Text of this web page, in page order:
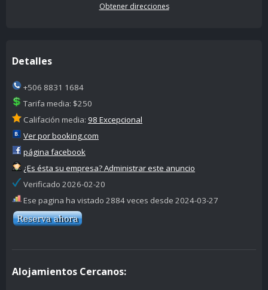
Obtener direcciones
Detalles
+506 8831 1684
Tarifa media: $250
Califación media: 98 Excepcional
Ver por booking.com
página facebook
¿Es ésta su empresa? Administrar este anuncio
Verificado 2026-02-20
Ese pagina ha vistado 2884 veces desde 2024-03-27
Alojamientos Cercanos: